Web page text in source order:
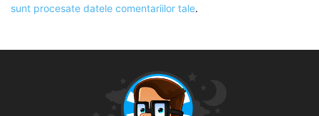
sunt procesate datele comentariilor tale.